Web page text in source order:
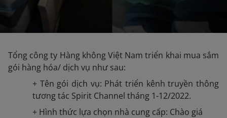
Tổng công ty Hàng không Việt Nam triển khai mua sắm
gói hàng hóa/ dịch vụ như sau:
+ Tên gói dịch vụ: Phát triển kênh truyền thông
tương tác Spirit Channel tháng 1-12/2022.
+ Hình thức lựa chọn nhà cung cấp: Chào giá